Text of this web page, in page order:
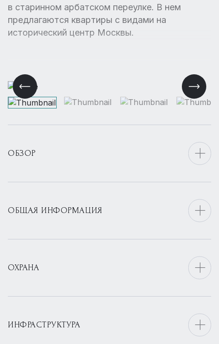
в старинном арбатском переулке. В нем
предлагаются квартиры с видами на
исторический центр Москвы.
ОБЗОР
ОБЩАЯ ИНФОРМАЦИЯ
ОХРАНА
ИНФРАСТРУКТУРА